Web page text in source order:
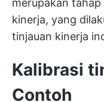
merupakan
kinerja, yang
tinjauan kinerja
Kalibrasi
Contoh